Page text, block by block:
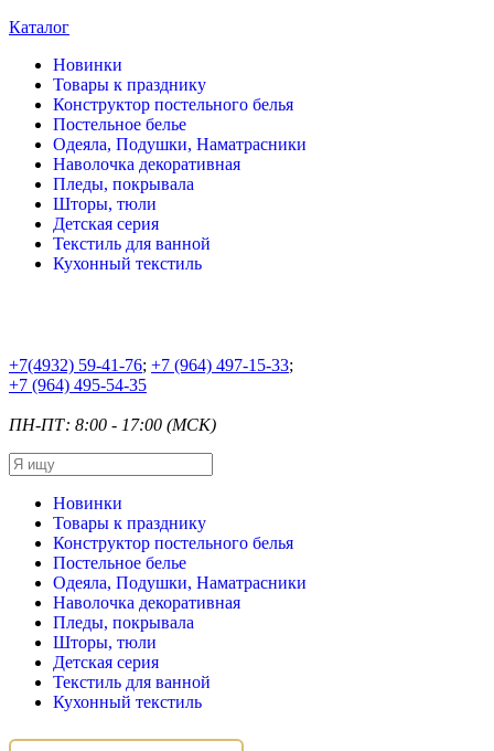
Каталог
Новинки
Товары к празднику
Конструктор постельного белья
Постельное белье
Одеяла, Подушки, Наматрасники
Наволочка декоративная
Пледы, покрывала
Шторы, тюли
Детская серия
Текстиль для ванной
Кухонный текстиль
+7(4932) 59-41-76; +7 (964) 497-15-33;
+7 (964) 495-54-35
ПН-ПТ: 8:00 - 17:00 (МСК)
Новинки
Товары к празднику
Конструктор постельного белья
Постельное белье
Одеяла, Подушки, Наматрасники
Наволочка декоративная
Пледы, покрывала
Шторы, тюли
Детская серия
Текстиль для ванной
Кухонный текстиль